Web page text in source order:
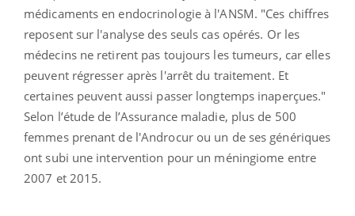
médicaments en endocrinologie à l'ANSM. "Ces chiffres
reposent sur l'analyse des seuls cas opérés. Or les
médecins ne retirent pas toujours les tumeurs, car elles
peuvent régresser après l'arrêt du traitement. Et
certaines peuvent aussi passer longtemps inaperçues."
Selon l’étude de l’Assurance maladie, plus de 500
femmes prenant de l'Androcur ou un de ses génériques
ont subi une intervention pour un méningiome entre
2007 et 2015.